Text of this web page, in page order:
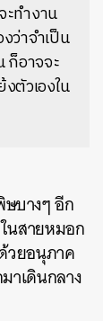
ทำงาน
ว่าจำเป็น
ก็อาจจะ
ตัวเองใน
บางๆ อีก
นสายหมอก
วยอนุภาค
าเดินกลาง